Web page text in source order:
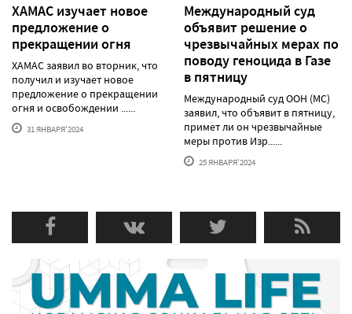
ХАМАС изучает новое
предложение о
прекращении огня
ХАМАС заявил во вторник, что
получил и изучает новое
предложение о прекращении
огня и освобождении ......
31 ЯНВАРЯ'2024
Международный суд
объявит решение о
чрезвычайных мерах по
поводу геноцида в Газе
в пятницу
Международный суд ООН (МС)
заявил, что объявит в пятницу,
примет ли он чрезвычайные
меры против Изр......
25 ЯНВАРЯ'2024